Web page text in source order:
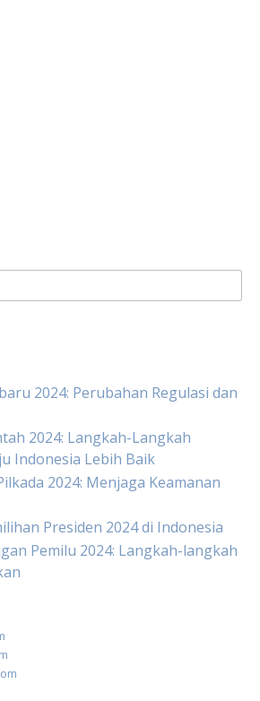
2024: Perubahan Regulasi dan
2024: Langkah-Langkah
Indonesia Lebih Baik
2024: Menjaga Keamanan
Presiden 2024 di Indonesia
Pemilu 2024: Langkah-langkah